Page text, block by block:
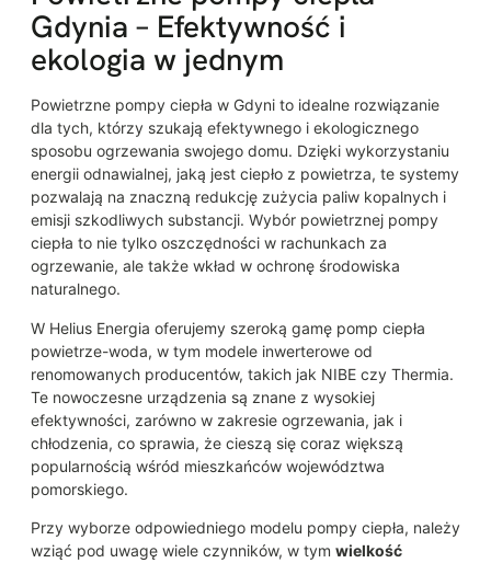
Gdynia – Efektywność i
ekologia w jednym
Powietrzne pompy ciepła w Gdyni to idealne rozwiązanie
dla tych, którzy szukają efektywnego i ekologicznego
sposobu ogrzewania swojego domu. Dzięki wykorzystaniu
energii odnawialnej, jaką jest ciepło z powietrza, te systemy
pozwalają na znaczną redukcję zużycia paliw kopalnych i
emisji szkodliwych substancji. Wybór powietrznej pompy
ciepła to nie tylko oszczędności w rachunkach za
ogrzewanie, ale także wkład w ochronę środowiska
naturalnego.
W Helius Energia oferujemy szeroką gamę pomp ciepła
powietrze-woda, w tym modele inwerterowe od
renomowanych producentów, takich jak NIBE czy Thermia.
Te nowoczesne urządzenia są znane z wysokiej
efektywności, zarówno w zakresie ogrzewania, jak i
chłodzenia, co sprawia, że cieszą się coraz większą
popularnością wśród mieszkańców województwa
pomorskiego.
Przy wyborze odpowiedniego modelu pompy ciepła, należy
wziąć pod uwagę wiele czynników, w tym wielkość